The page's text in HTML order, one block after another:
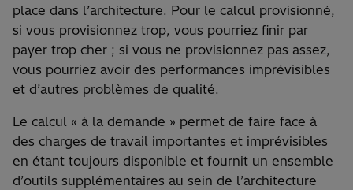
place dans l’architecture. Pour le calcul provisionné,
si vous provisionnez trop, vous pourriez finir par
payer trop cher ; si vous ne provisionnez pas assez,
vous pourriez avoir des performances imprévisibles
et d’autres problèmes de qualité.
Le calcul « à la demande » permet de faire face à
des charges de travail importantes et imprévisibles
en étant toujours disponible et fournit un ensemble
d’outils supplémentaires au sein de l’architecture